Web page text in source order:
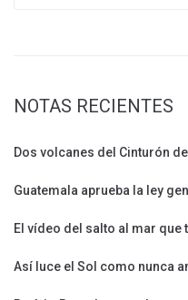
NOTAS RECIENTES
Dos volcanes del Cinturón
Guatemala aprueba la ley
El vídeo del salto al mar
Así luce el Sol como nunca